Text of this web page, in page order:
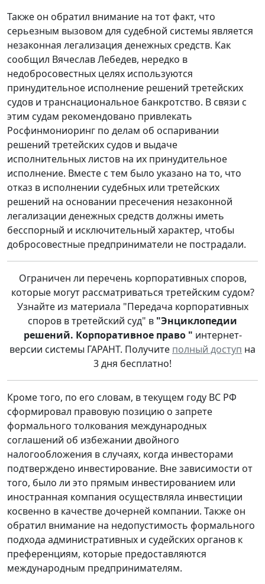
Также он обратил внимание на тот факт, что
серьезным вызовом для судебной системы является
незаконная легализация денежных средств. Как
сообщил Вячеслав Лебедев, нередко в
недобросовестных целях используются
принудительное исполнение решений третейских
судов и транснациональное банкротство. В связи с
этим судам рекомендовано привлекать
Росфинмониоринг по делам об оспаривании
решений третейских судов и выдаче
исполнительных листов на их принудительное
исполнение. Вместе с тем было указано на то, что
отказ в исполнении судебных или третейских
решений на основании пресечения незаконной
легализации денежных средств должны иметь
бесспорный и исключительный характер, чтобы
добросовестные предприниматели не пострадали.
Ограничен ли перечень корпоративных споров,
которые могут рассматриваться третейским судом?
Узнайте из материала "Передача корпоративных
споров в третейский суд" в "Энциклопедии
решений. Корпоративное право " интернет-
версии системы ГАРАНТ. Получите полный доступ на
3 дня бесплатно!
Кроме того, по его словам, в текущем году ВС РФ
сформировал правовую позицию о запрете
формального толкования международных
соглашений об избежании двойного
налогообложения в случаях, когда инвесторами
подтверждено инвестирование. Вне зависимости от
того, было ли это прямым инвестированием или
иностранная компания осуществляла инвестиции
косвенно в качестве дочерней компании. Также он
обратил внимание на недопустимость формального
подхода административных и судейских органов к
преференциям, которые предоставляются
международным предпринимателям.